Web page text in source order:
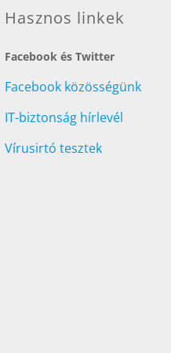
Hasznos linkek
Facebook és Twitter
Facebook közösségünk
IT-biztonság hírlevél
Vírusirtó tesztek